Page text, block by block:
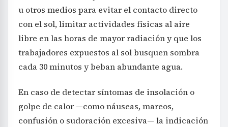
u otros medios para evitar el contacto directo
con el sol, limitar actividades físicas al aire
libre en las horas de mayor radiación y que los
trabajadores expuestos al sol busquen sombra
cada 30 minutos y beban abundante agua.
En caso de detectar síntomas de insolación o
golpe de calor —como náuseas, mareos,
confusión o sudoración excesiva— la indicación